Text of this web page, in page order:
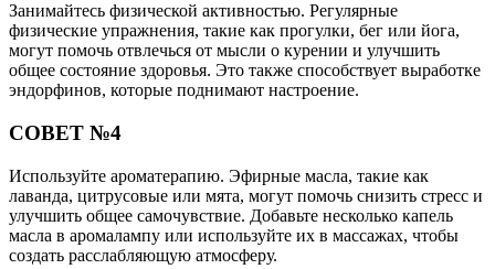
Занимайтесь физической активностью. Регулярные
физические упражнения, такие как прогулки, бег или йога,
могут помочь отвлечься от мысли о курении и улучшить
общее состояние здоровья. Это также способствует выработке
эндорфинов, которые поднимают настроение.
СОВЕТ №4
Используйте ароматерапию. Эфирные масла, такие как
лаванда, цитрусовые или мята, могут помочь снизить стресс и
улучшить общее самочувствие. Добавьте несколько капель
масла в аромалампу или используйте их в массажах, чтобы
создать расслабляющую атмосферу.